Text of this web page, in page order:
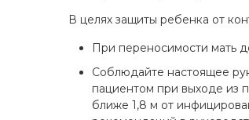
В целях защиты ребенка от
При переносимости мать
Соблюдайте настоящее
пациентом при выходе из
ближе 1,8 м от